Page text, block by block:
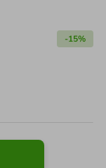
-15%